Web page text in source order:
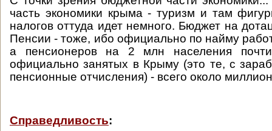
часть экономики крыма - туризм и там
налогов оттуда идет немного. Бюджет на
Пенсии - тоже, ибо официально по найму
а пенсионеров на 2 млн населения
официально занятых в Крыму (это те, с
пенсионные отчисления) - всего около
Справедливость: